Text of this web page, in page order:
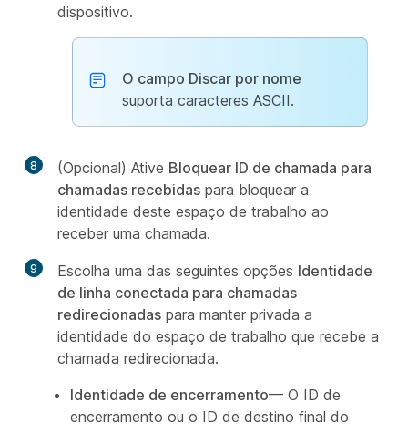
dispositivo.
O campo Discar por nome
suporta caracteres ASCII.
8 (Opcional) Ative Bloquear ID de chamada para
chamadas recebidas para bloquear a
identidade deste espaço de trabalho ao
receber uma chamada.
9 Escolha uma das seguintes opções Identidade
de linha conectada para chamadas
redirecionadas para manter privada a
identidade do espaço de trabalho que recebe a
chamada redirecionada.
Identidade de encerramento— O ID de
encerramento ou o ID de destino final do